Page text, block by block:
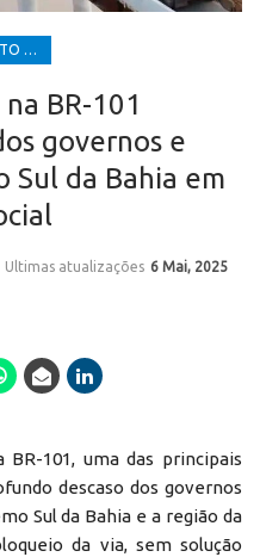
DESENVOLVIMENTO ECONÔMICO E SOCIAL
BR-101
governos e
Sul da Bahia em
Ultimas atualizações 6 Mai, 2025
101, uma das principais
descaso dos governos
Sul da Bahia e a região da
da via, sem solução